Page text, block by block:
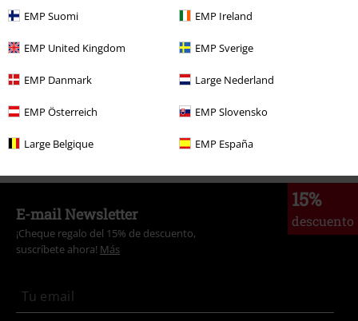
EMP Suomi EMP Ireland
EMP United Kingdom EMP Sverige
EMP Danmark Large Nederland
EMP Österreich EMP Slovensko
Large Belgique EMP España
Enviar comentario
Más categorías. Más opciones
15%
descuento
E-mail Newsletter
¡Cheque regalo del 15% de descuento,
suscríbete ahora! Más